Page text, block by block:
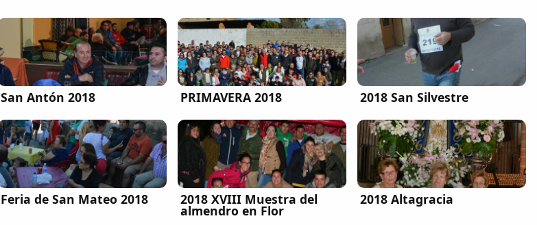
San Antón 2018 PRIMAVERA 2018 2018 San Silvestre
Feria de San Mateo 2018 2018 XVIII Muestra del
almendro en Flor
2018 Altagracia